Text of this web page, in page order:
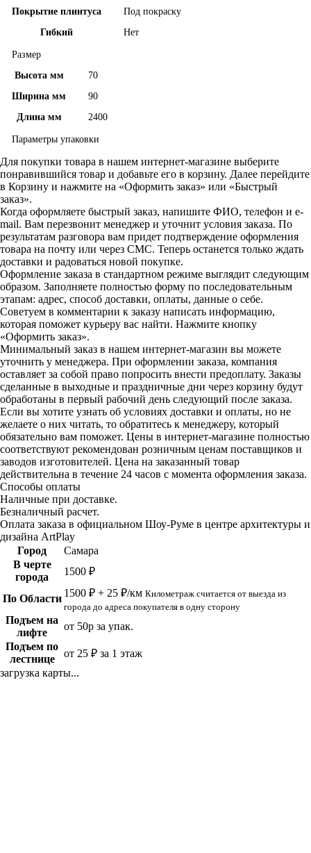
Покрытие плинтуса
Под покраску
Гибкий
Нет
Размер
Высота мм
70
Ширина мм
90
Длина мм
2400
Параметры упаковки
Для покупки товара в нашем интернет-магазине выберите
понравившийся товар и добавьте его в корзину. Далее перейдите
в Корзину и нажмите на «Оформить заказ» или «Быстрый
заказ».
Когда оформляете быстрый заказ, напишите ФИО, телефон и e-
mail. Вам перезвонит менеджер и уточнит условия заказа. По
результатам разговора вам придет подтверждение оформления
товара на почту или через СМС. Теперь останется только ждать
доставки и радоваться новой покупке.
Оформление заказа в стандартном режиме выглядит следующим
образом. Заполняете полностью форму по последовательным
этапам: адрес, способ доставки, оплаты, данные о себе.
Советуем в комментарии к заказу написать информацию,
которая поможет курьеру вас найти. Нажмите кнопку
«Оформить заказ».
Минимальный заказ в нашем интернет-магазин вы можете
уточнить у менеджера. При оформлении заказа, компания
оставляет за собой право попросить внести предоплату. Заказы
сделанные в выходные и праздничные дни через корзину будут
обработаны в первый рабочий день следующий после заказа.
Если вы хотите узнать об условиях доставки и оплаты, но не
желаете о них читать, то обратитесь к менеджеру, который
обязательно вам поможет. Цены в интернет-магазине полностью
соответствуют рекомендован розничным ценам поставщиков и
заводов изготовителей. Цена на заказанный товар
действительна в течение 24 часов с момента оформления заказа.
Способы оплаты
Наличные при доставке.
Безналичный расчет.
Оплата заказа в официальном Шоу-Руме в центре архитектуры и
дизайна ArtPlay
Город
Самара
В черте
города
1500 ₽
По Области 1500 ₽ + 25 ₽/км Километраж считается от выезда из
города до адреса покупателя в одну сторону
Подъем на
лифте
от 50р за упак.
Подъем по
лестнице
от 25 ₽ за 1 этаж
загрузка карты...